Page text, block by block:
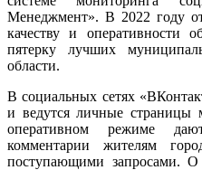
Менеджмент». В 2022 году
качеству и оперативности
пятерку лучших
области.
В социальных сетях
и ведутся личные страницы
оперативном режиме
комментарии жителям
поступающими запросами.